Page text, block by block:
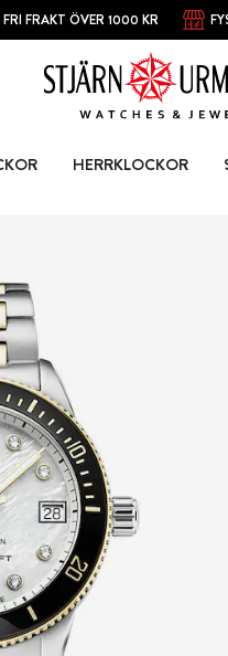
FRI FRAKT ÖVER 1000 KR
HERRKLOCKOR